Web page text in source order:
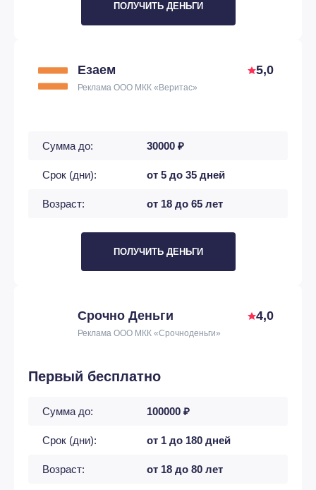
ПОЛУЧИТЬ ДЕНЬГИ
Езаем 5,0
Реклама ООО МКК «Веритас»
Сумма до: 30000 ₽
Срок (дни): от 5 до 35 дней
Возраст: от 18 до 65 лет
ПОЛУЧИТЬ ДЕНЬГИ
Срочно Деньги 4,0
Реклама ООО МКК «Срочноденьги»
Первый бесплатно
Сумма до: 100000 ₽
Срок (дни): от 1 до 180 дней
Возраст: от 18 до 80 лет